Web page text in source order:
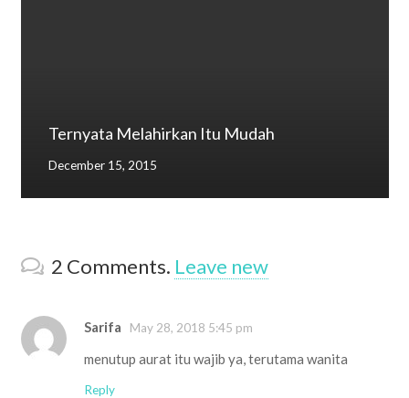
Ternyata Melahirkan Itu Mudah
December 15, 2015
2 Comments. Leave new
Sarifa May 28, 2018 5:45 pm
menutup aurat itu wajib ya, terutama wanita
Reply